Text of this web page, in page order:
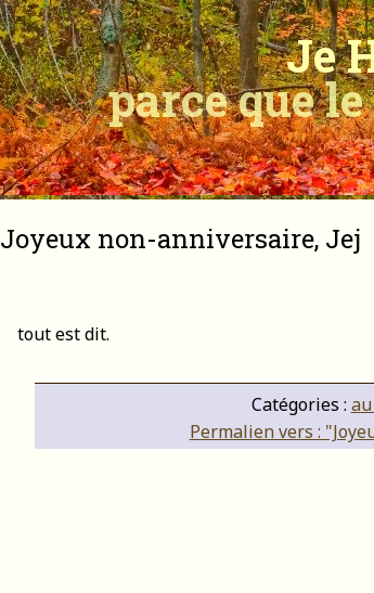
Je
parce que
Joyeux non-anniversaire, Jej
tout est dit.
Catégories :
Permalien vers :